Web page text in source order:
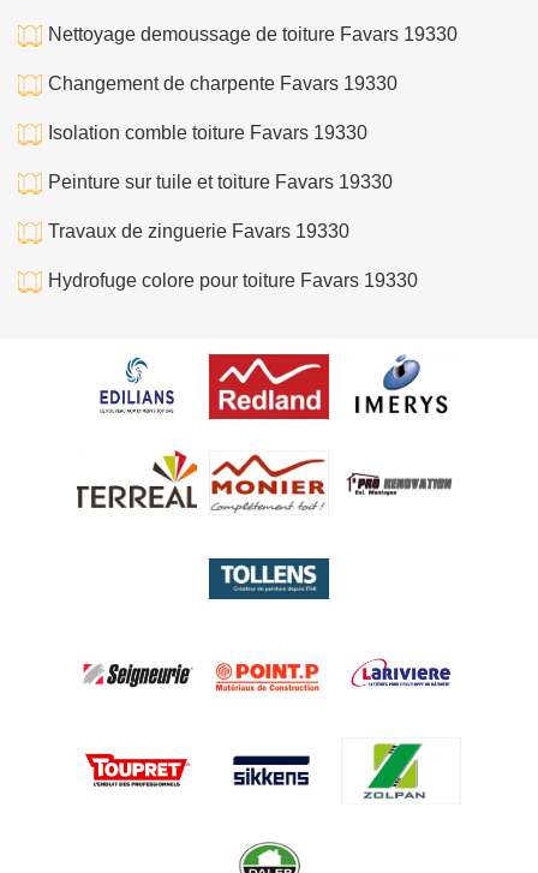
Nettoyage demoussage de toiture Favars 19330
Changement de charpente Favars 19330
Isolation comble toiture Favars 19330
Peinture sur tuile et toiture Favars 19330
Travaux de zinguerie Favars 19330
Hydrofuge colore pour toiture Favars 19330